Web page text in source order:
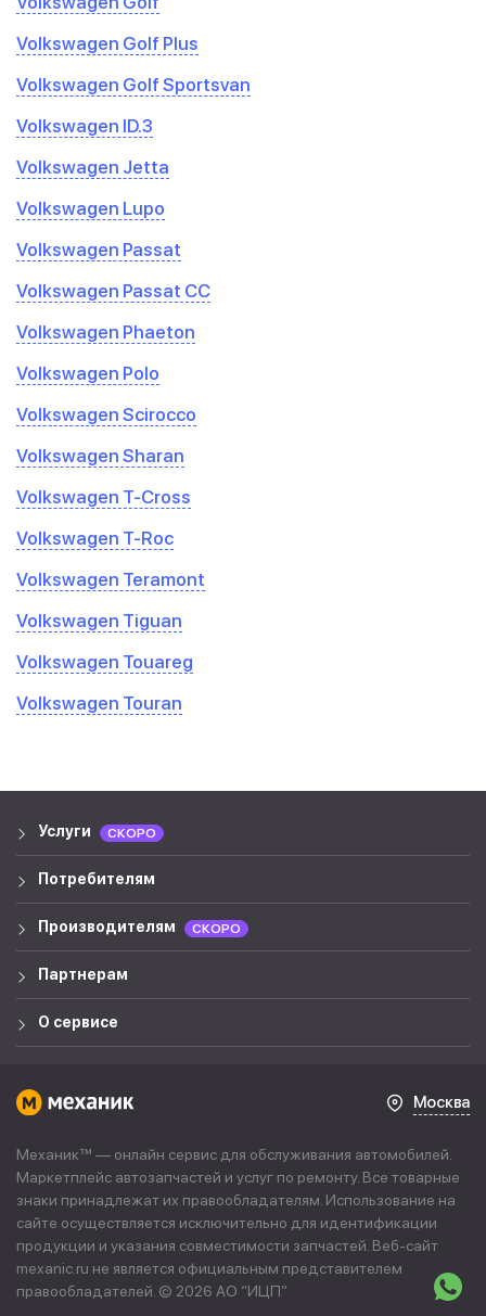
Volkswagen Golf Plus
Volkswagen Golf Sportsvan
Volkswagen ID.3
Volkswagen Jetta
Volkswagen Lupo
Volkswagen Passat
Volkswagen Passat CC
Volkswagen Phaeton
Volkswagen Polo
Volkswagen Scirocco
Volkswagen Sharan
Volkswagen T-Cross
Volkswagen T-Roc
Volkswagen Teramont
Volkswagen Tiguan
Volkswagen Touareg
Volkswagen Touran
Услуги СКОРО
Потребителям
Производителям СКОРО
Партнерам
О сервисе
Москва
Механик™ — онлайн сервис для обслуживания автомобилей.
Маркетплейс автозапчастей и услуг по ремонту. Все товарные
знаки принадлежат их правообладателям. Использование на
сайте осуществляется исключительно для идентификации
продукции и указания совместимости запчастей. Веб-сайт
mexanic.ru не является официальным представителем
правообладателей. © 2026 АО “ИЦП”